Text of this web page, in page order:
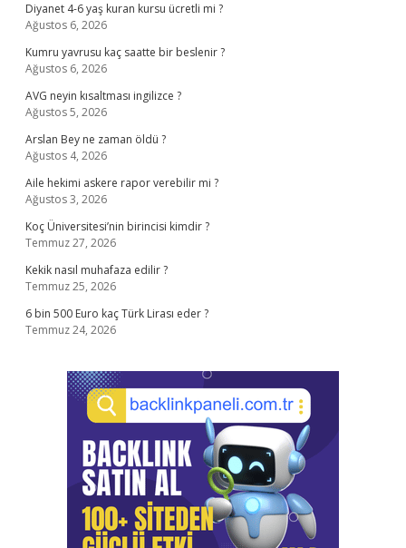
Diyanet 4-6 yaş kuran kursu ücretli mi ?
Ağustos 6, 2026
Kumru yavrusu kaç saatte bir beslenir ?
Ağustos 6, 2026
AVG neyin kısaltması ingilizce ?
Ağustos 5, 2026
Arslan Bey ne zaman öldü ?
Ağustos 4, 2026
Aile hekimi askere rapor verebilir mi ?
Ağustos 3, 2026
Koç Üniversitesi’nin birincisi kimdir ?
Temmuz 27, 2026
Kekik nasıl muhafaza edilir ?
Temmuz 25, 2026
6 bin 500 Euro kaç Türk Lirası eder ?
Temmuz 24, 2026